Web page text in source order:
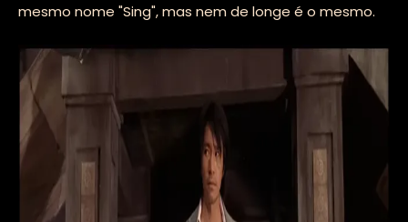
mesmo nome "Sing", mas nem de longe é o mesmo.